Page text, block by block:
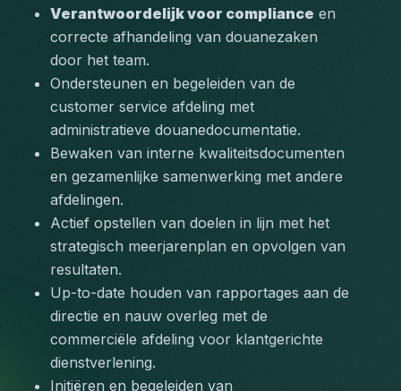
Verantwoordelijk voor compliance en
correcte afhandeling van douanezaken
door het team.
Ondersteunen en begeleiden van de
customer service afdeling met
administratieve douanedocumentatie.
Bewaken van interne kwaliteitsdocumenten
en gezamenlijke samenwerking met andere
afdelingen.
Actief opstellen van doelen in lijn met het
strategisch meerjarenplan en opvolgen van
resultaten.
Up-to-date houden van rapportages aan de
directie en nauw overleg met de
commerciële afdeling voor klantgerichte
dienstverlening.
Initiëren en begeleiden van